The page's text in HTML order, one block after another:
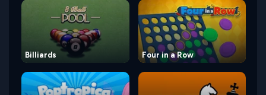
Billiards Four in a Row